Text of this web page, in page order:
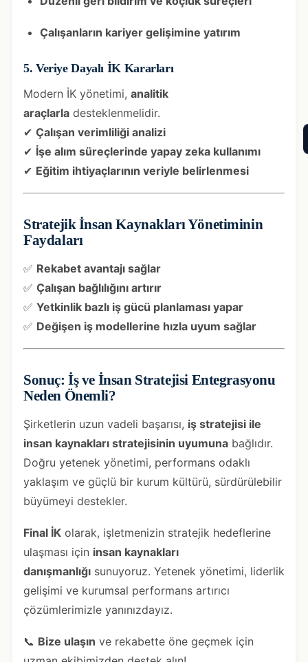
Çalışanların kariyer gelişimine yatırım
5. Veriye Dayalı İK Kararları
Modern İK yönetimi, analitik
araçlarla desteklenmelidir.
✔ Çalışan verimliliği analizi
✔ İşe alım süreçlerinde yapay zeka kullanımı
✔ Eğitim ihtiyaçlarının veriyle belirlenmesi
Stratejik İnsan Kaynakları Yönetiminin
Faydaları
✅ Rekabet avantajı sağlar
✅ Çalışan bağlılığını artırır
✅ Yetkinlik bazlı iş gücü planlaması yapar
✅ Değişen iş modellerine hızla uyum sağlar
Sonuç: İş ve İnsan Stratejisi Entegrasyonu
Neden Önemli?
Şirketlerin uzun vadeli başarısı, iş stratejisi ile
insan kaynakları stratejisinin uyumuna bağlıdır.
Doğru yetenek yönetimi, performans odaklı
yaklaşım ve güçlü bir kurum kültürü, sürdürülebilir
büyümeyi destekler.
Final İK olarak, işletmenizin stratejik hedeflerine
ulaşması için insan kaynakları
danışmanlığı sunuyoruz. Yetenek yönetimi, liderlik
gelişimi ve kurumsal performans artırıcı
çözümlerimizle yanınızdayız.
📞 Bize ulaşın ve rekabette öne geçmek için